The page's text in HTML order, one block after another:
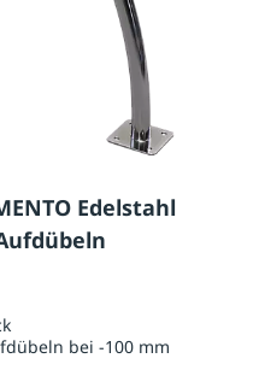
Edelstahl
bei -100 mm